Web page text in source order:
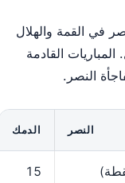
القمة والهلال
القادمة
النصر.
النصر الدمك
15